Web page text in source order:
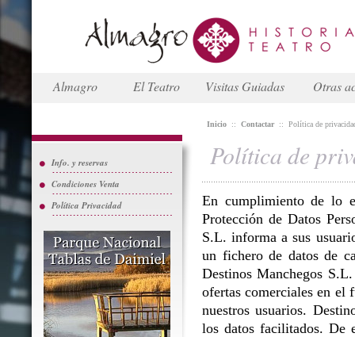
Almagro El Teatro Visitas Guiadas Otras
Info. y reservas
Condiciones Venta
Política Privacidad
Inicio :: Contactar :: Política de
Política de
En cumplimiento de lo
Protección de Datos
S.L. informa a sus
un fichero de datos de
Destinos Manchegos
ofertas comerciales en el
nuestros usuarios.
los datos facilitados. De